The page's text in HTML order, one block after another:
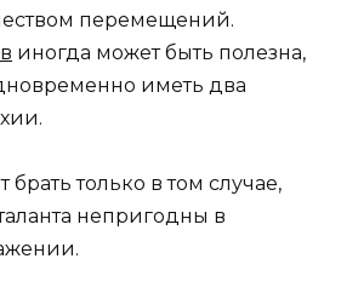
перемещений.
иногда может быть полезна,
иметь два
брать только в том случае,
непригодны в